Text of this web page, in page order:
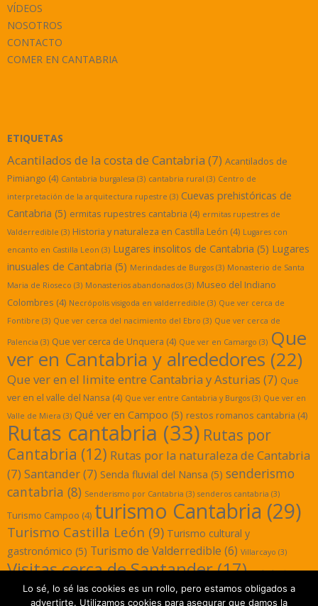
VÍDEOS
NOSOTROS
CONTACTO
COMER EN CANTABRIA
ETIQUETAS
Acantilados de la costa de Cantabria (7) Acantilados de
Pimiango (4) Cantabria burgalesa (3) cantabria rural (3) Centro de
interpretación de la arquitectura rupestre (3) Cuevas prehistóricas de
Cantabria (5) ermitas rupestres cantabria (4) ermitas rupestres de
Valderredible (3) Historia y naturaleza en Castilla León (4) Lugares con
encanto en Castilla Leon (3) Lugares insolitos de Cantabria (5) Lugares
inusuales de Cantabria (5) Merindades de Burgos (3) Monasterio de Santa
Maria de Rioseco (3) Monasterios abandonados (3) Museo del Indiano
Colombres (4) Necrópolis visigoda en valderredible (3) Que ver cerca de
Fontibre (3) Que ver cerca del nacimiento del Ebro (3) Que ver cerca de
Palencia (3) Que ver cerca de Unquera (4) Que ver en Camargo (3) Que
ver en Cantabria y alrededores (22)
Que ver en el limite entre Cantabria y Asturias (7) Que
ver en el valle del Nansa (4) Que ver entre Cantabria y Burgos (3) Que ver en
Valle de Miera (3) Qué ver en Campoo (5) restos romanos cantabria (4)
Rutas cantabria (33) Rutas por
Cantabria (12) Rutas por la naturaleza de Cantabria
(7) Santander(7) Senda fluvial del Nansa (5) senderismo
cantabria (8) Senderismo por Cantabria (3) senderos cantabria (3)
Turismo Campoo (4) turismo Cantabria (29)
Turismo Castilla León (9) Turismo cultural y
gastronómico (5) Turismo de Valderredible (6) Villarcayo (3)
Visitas cerca de Santander(17) yacimientos
romanos cantabria(3)
Lo sé, lo sé las cookies es un rollo, pero estamos obligados a
advertirte. Utilizamos cookies para asegurar que damos la